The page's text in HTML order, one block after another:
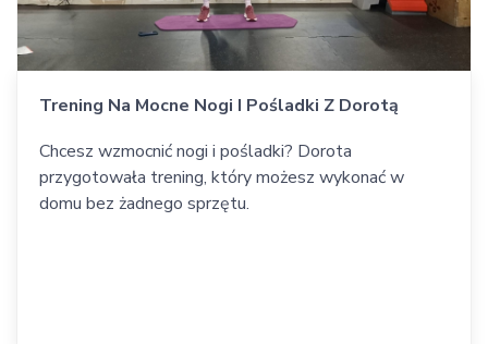
Trening Na Mocne Nogi I Pośladki Z Dorotą
Chcesz wzmocnić nogi i pośladki? Dorota
przygotowała trening, który możesz wykonać w
domu bez żadnego sprzętu.